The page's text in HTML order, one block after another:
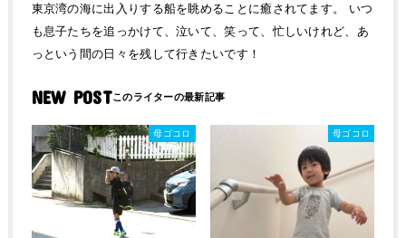
東京湾の海に出入りする船を眺めることに癒されてます。 いつ
も息子たちを追っかけて、泣いて、笑って、忙しいけれど、あ
っという間の日々を残して行きたいです！
NEW POST
母ゴコロ 母ゴコロ